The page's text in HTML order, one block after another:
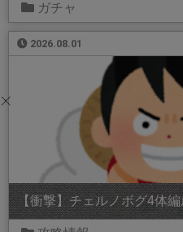
ガチャ
2026.08.01
【衝撃】チェルノボグ4体